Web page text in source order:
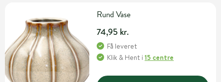
Rund Vase
74,95 kr.
Få leveret
Klik & Hent i15 centre